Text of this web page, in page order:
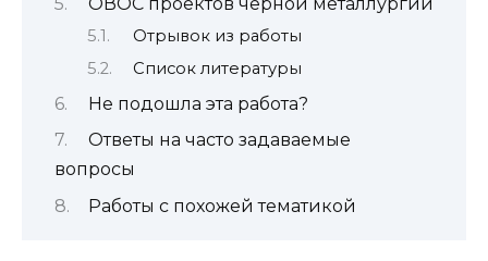
Отрывок из работы
Список литературы
Не подошла эта работа?
Ответы на часто задаваемые
вопросы
Работы с похожей тематикой